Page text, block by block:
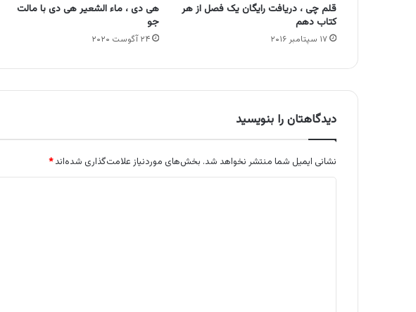
قلم چی ، دریافت رایگان یک فصل از هر
کتاب دهم
۱۷ سپتامبر ۲۰۱۶
هی دی ، ماء الشعیر هی دی با مالت
جو
۲۴ آگوست ۲۰۲۰
دیدگاهتان را بنویسید
نشانی ایمیل شما منتشر نخواهد شد. بخش‌های موردنیاز علامت‌گذاری شده‌اند*